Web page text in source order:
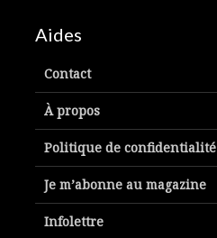
Aides
Contact
À propos
Politique de confidentialité
Je m’abonne au magazine
Infolettre